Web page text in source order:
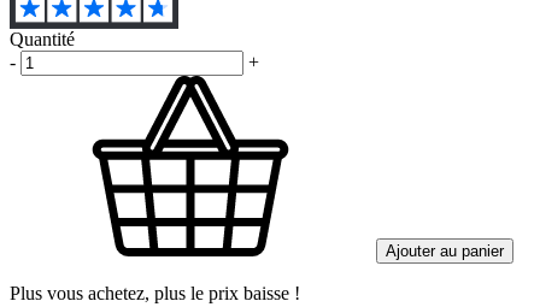
Quantité
-
+
Ajouter au panier
Plus vous achetez, plus le prix baisse !